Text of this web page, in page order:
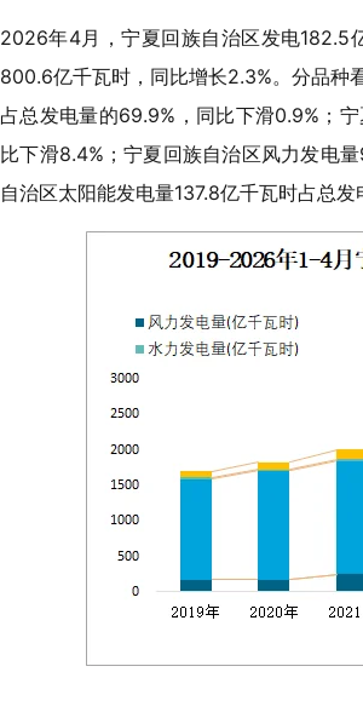
2026年4月，宁夏回族自治区发电182.5
800.6亿千瓦时，同比增长2.3%。分品
占总发电量的69.9%，同比下滑0.9%；
比下滑8.4%；宁夏回族自治区风力发电
自治区太阳能发电量137.8亿千瓦时占总发